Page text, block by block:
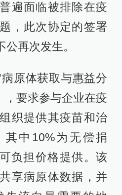
遍面临被排除在疫
，此次协定的签署
再次发生。
原体获取与惠益分
，要求参与企业在疫
织提供其疫苗和治
其中10%为无偿捐
负担价格提供。该
享病原体数据，并